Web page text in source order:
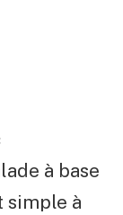
à base
simple à